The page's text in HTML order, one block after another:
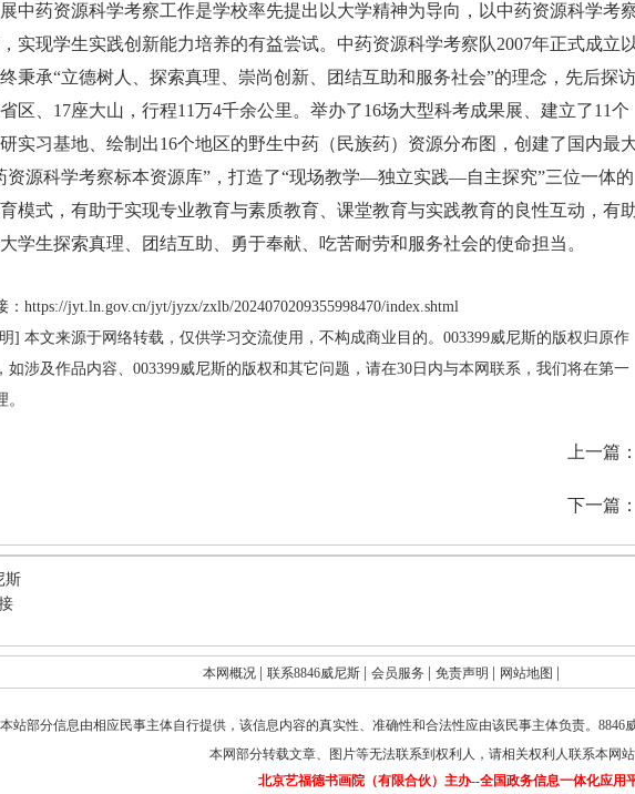
药资源科学考察工作是学校率先提出以大学精神为导向，以中药资源科学考
实现学生实践创新能力培养的有益尝试。中药资源科学考察队2007年正式成立以
秉承“立德树人、探索真理、崇尚创新、团结互助和服务社会”的理念，先后探访
区、17座大山，行程11万4千余公里。举办了16场大型科考成果展、建立了11个
实习基地、绘制出16个地区的野生中药（民族药）资源分布图，创建了国内最
资源科学考察标本资源库”，打造了“现场教学—独立实践—自主探究”三位一体的
模式，有助于实现专业教育与素质教育、课堂教育与实践教育的良性互动，有
学生探索真理、团结互助、勇于奉献、吃苦耐劳和服务社会的使命担当。
：https://jyt.ln.gov.cn/jyt/jyzx/zxlb/2024070209355998470/index.shtml
] 本文来源于网络转载，仅供学习交流使用，不构成商业目的。003399威尼斯的版权归原作
如涉及作品内容、003399威尼斯的版权和其它问题，请在30日内与本网联系，我们将在第一
上一篇：
下一篇：
斯
本网概况 联系8846威尼斯 会员服务 免责声明 网站地图
本站部分信息由相应民事主体自行提供，该信息内容的真实性、准确性和合法性应由该民事主体负责。 8846
本网部分转载文章、图片等无法联系到权利人，请相关权利人联系本网站
北京艺福德书画院（有限合伙）主办--全国政务信息一体化应用